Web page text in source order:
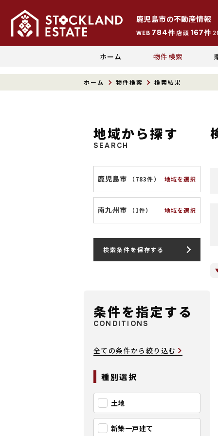
鹿児島市の不動産情報
WEB 784件 店頭 167件
ホーム 物件検索
ホーム 物件検索 検索結果
地域から探す
SEARCH
鹿児島市 （783件） 地域を選択
南九州市 （1件） 地域を選択
検索条件を保存する
条件を指定する
CONDITIONS
全ての条件から絞り込む
種別選択
土地
新築一戸建て